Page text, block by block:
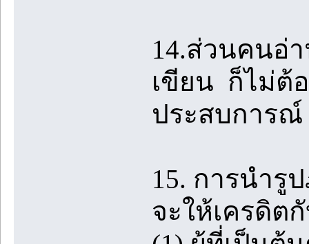
14.ส่วนคนอ่
เขียน ก็ไม่ต้
ประสบการ
15. การนำรู
จะให้เครดิต